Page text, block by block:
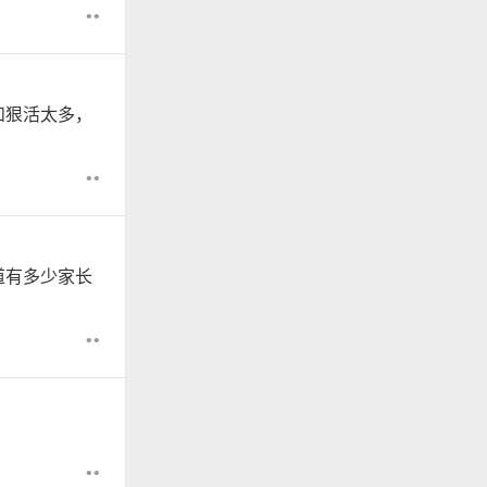
••
活太多，
••
多少家长
••
••